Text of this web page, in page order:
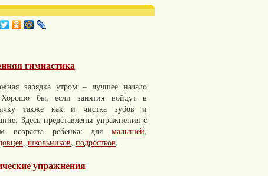
гимнастика
зарядка утром – лучшее начало
бы, если занятия войдут в
также как и чистка зубов и
Здесь представлены упражнения с
возраста ребенка: для малышей,
, школьников, подростков.
упражнения